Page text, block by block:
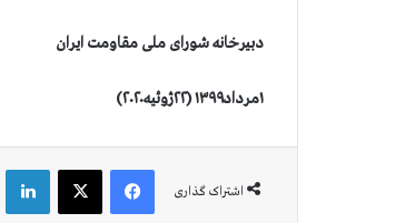
دبیرخانه شورای ملی مقاومت ایران
۱مرداد۱۳۹۹ (۲۲ژوئیه۲۰۲۰)
اشتراک گذاری
فیس بوک X